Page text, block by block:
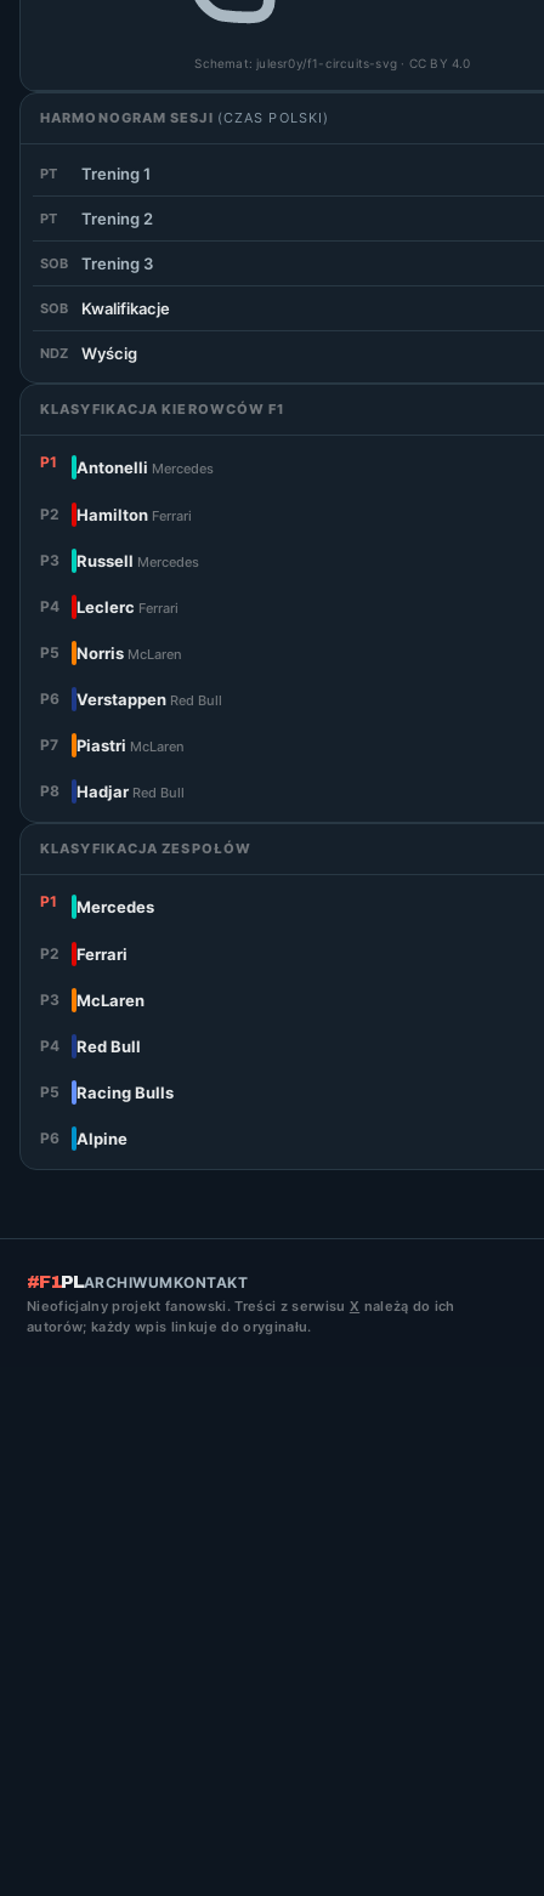
Schemat: julesr0y/f1-circuits-svg · CC BY 4.0
HARMONOGRAM SESJI (CZAS POLSKI)
PT Trening 1
PT Trening 2
SOB Trening 3
SOB Kwalifikacje
NDZ Wyścig
KLASYFIKACJA KIEROWCÓW F1
P1 Antonelli Mercedes
P2 Hamilton Ferrari
P3 Russell Mercedes
P4 Leclerc Ferrari
P5 Norris McLaren
P6 Verstappen Red Bull
P7 Piastri McLaren
P8 Hadjar Red Bull
KLASYFIKACJA ZESPOŁÓW
P1 Mercedes
P2 Ferrari
P3 McLaren
P4 Red Bull
P5 Racing Bulls
P6 Alpine
#F1PLARCHIWUMKONTAKT
Nieoficjalny projekt fanowski. Treści z serwisu X należą do ich
autorów; każdy wpis linkuje do oryginału.